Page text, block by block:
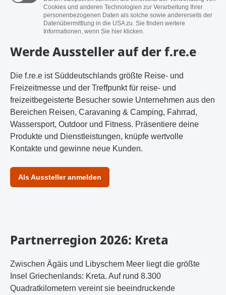
Cookies und anderen Technologien zur Verarbeitung Ihrer
personenbezogenen Daten als solche sowie andererseits der
Datenübermittlung in die USA zu. Sie finden weitere
Informationen, wenn Sie hier klicken.
Werde Aussteller auf der f.re.e
Die f.re.e ist Süddeutschlands größte Reise- und
Freizeitmesse und der Treffpunkt für reise- und
freizeitbegeisterte Besucher sowie Unternehmen aus den
Bereichen Reisen, Caravaning & Camping, Fahrrad,
Wassersport, Outdoor und Fitness. Präsentiere deine
Produkte und Dienstleistungen, knüpfe wertvolle
Kontakte und gewinne neue Kunden.
Als Aussteller anmelden
Partnerregion 2026: Kreta
Zwischen Ägäis und Libyschem Meer liegt die größte
Insel Griechenlands: Kreta. Auf rund 8.300
Quadratkilometern vereint sie beeindruckende